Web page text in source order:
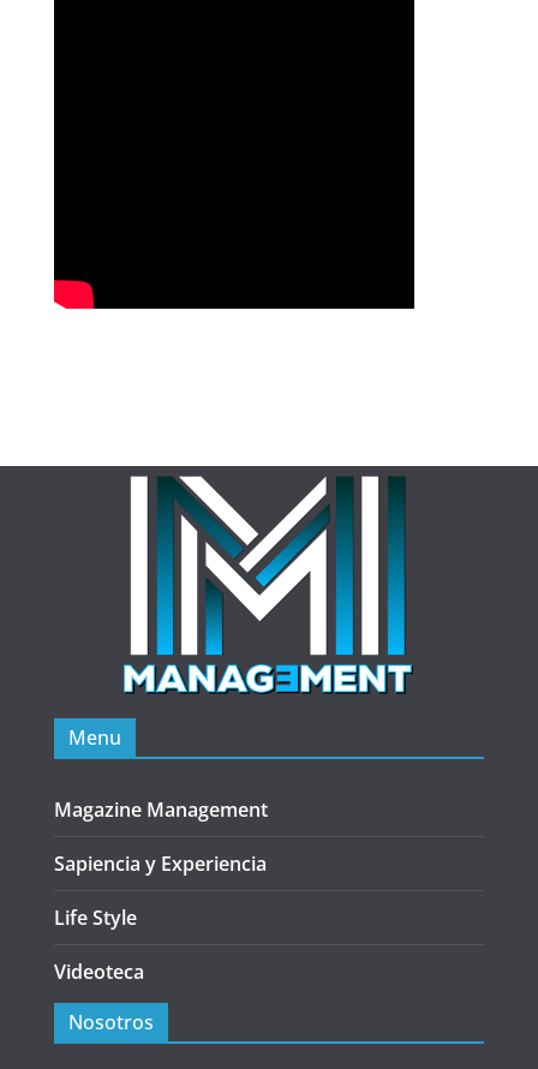
Menu
Magazine Management
Sapiencia y Experiencia
Life Style
Videoteca
Nosotros